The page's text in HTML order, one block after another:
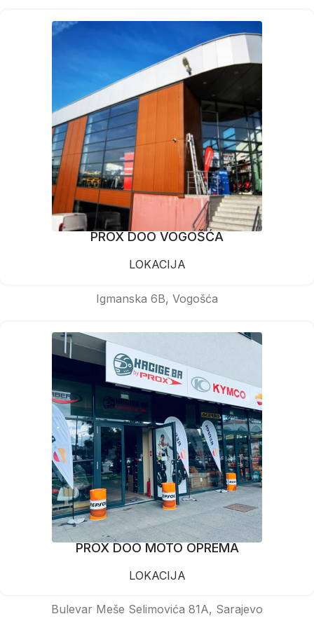
PROX DOO VOGOŠĆA
LOKACIJA
Igmanska 6B, Vogošća
PROX DOO MOTO OPREMA
LOKACIJA
Bulevar Meše Selimovića 81A, Sarajevo